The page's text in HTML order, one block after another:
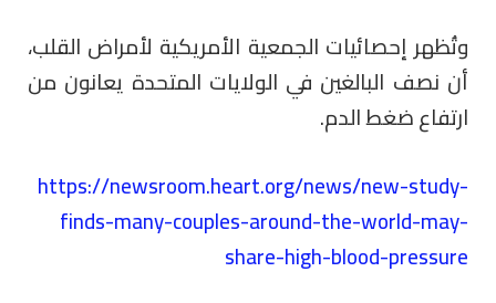
وتُظهر إحصائيات الجمعية الأمريكية لأمراض القلب،
أن نصف البالغين في الولايات المتحدة يعانون من
ارتفاع ضغط الدم.
https://newsroom.heart.org/news/new-study-
finds-many-couples-around-the-world-may-
share-high-blood-pressure